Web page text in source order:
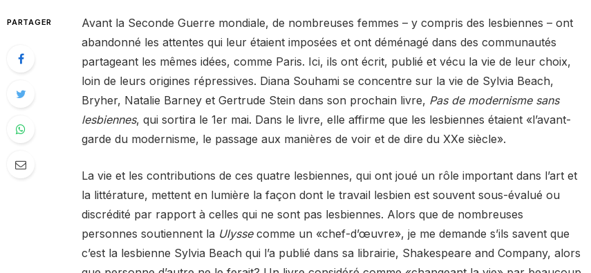
PARTAGER
Avant la Seconde Guerre mondiale, de nombreuses femmes – y compris des lesbiennes – ont
abandonné les attentes qui leur étaient imposées et ont déménagé dans des communautés
partageant les mêmes idées, comme Paris. Ici, ils ont écrit, publié et vécu la vie de leur choix,
loin de leurs origines répressives. Diana Souhami se concentre sur la vie de Sylvia Beach,
Bryher, Natalie Barney et Gertrude Stein dans son prochain livre, Pas de modernisme sans
lesbiennes, qui sortira le 1er mai. Dans le livre, elle affirme que les lesbiennes étaient «l’avant-
garde du modernisme, le passage aux manières de voir et de dire du XXe siècle».
La vie et les contributions de ces quatre lesbiennes, qui ont joué un rôle important dans l’art et
la littérature, mettent en lumière la façon dont le travail lesbien est souvent sous-évalué ou
discrédité par rapport à celles qui ne sont pas lesbiennes. Alors que de nombreuses
personnes soutiennent la Ulyssecomme un «chef-d’œuvre», je me demande s’ils savent que
c’est la lesbienne Sylvia Beach qui l’a publié dans sa librairie, Shakespeare and Company, alors